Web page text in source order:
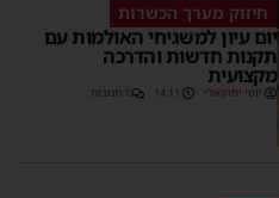
חיזוק מערך הכשרות
יום עיון למשגיחי האולמות עם
תקנות חדשות והדרכה
מקצועית
יוסי יחזקאלי 14:11 1 תגובות